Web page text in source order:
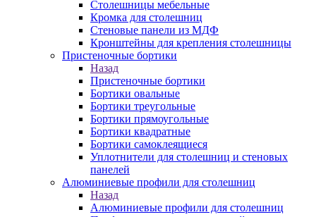
Столешницы мебельные
Кромка для столешниц
Стеновые панели из МДФ
Кронштейны для крепления столешницы
Пристеночные бортики
Назад
Пристеночные бортики
Бортики овальные
Бортики треугольные
Бортики прямоугольные
Бортики квадратные
Бортики самоклеящиеся
Уплотнители для столешниц и стеновых
панелей
Алюминиевые профили для столешниц
Назад
Алюминиевые профили для столешниц